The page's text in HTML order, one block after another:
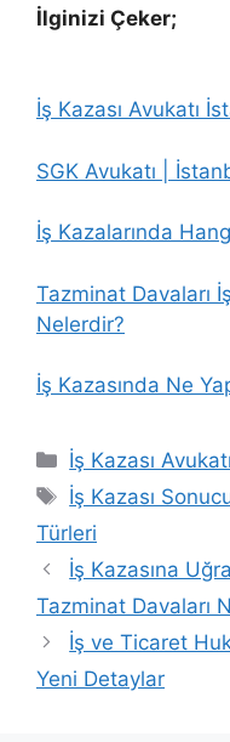
İlginizi Çeker;
İş Kazası Avukatı
SGK Avukatı |
İş Kazalarında
Tazminat Davaları
Nelerdir?
İş Kazasında Ne
Kategoriler
İş Kazası Avukatı
Etiketler
İş Kazası
Türleri
İş Kazasına
Tazminat Davaları
İş ve Ticaret
Yeni Detaylar